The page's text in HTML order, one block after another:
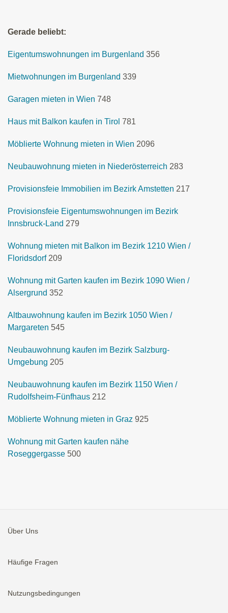
Gerade beliebt:
Eigentumswohnungen im Burgenland 356
Mietwohnungen im Burgenland 339
Garagen mieten in Wien 748
Haus mit Balkon kaufen in Tirol 781
Möblierte Wohnung mieten in Wien 2096
Neubauwohnung mieten in Niederösterreich 283
Provisionsfeie Immobilien im Bezirk Amstetten 217
Provisionsfeie Eigentumswohnungen im Bezirk
Innsbruck-Land 279
Wohnung mieten mit Balkon im Bezirk 1210 Wien /
Floridsdorf 209
Wohnung mit Garten kaufen im Bezirk 1090 Wien /
Alsergrund 352
Altbauwohnung kaufen im Bezirk 1050 Wien /
Margareten 545
Neubauwohnung kaufen im Bezirk Salzburg-
Umgebung 205
Neubauwohnung kaufen im Bezirk 1150 Wien /
Rudolfsheim-Fünfhaus 212
Möblierte Wohnung mieten in Graz 925
Wohnung mit Garten kaufen nähe
Roseggergasse 500
Über Uns
Häufige Fragen
Nutzungsbedingungen